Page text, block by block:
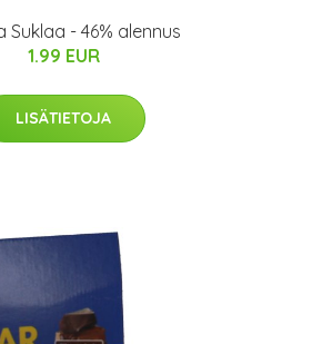
Suklaa - 46% alennus
1.99 EUR
LISÄTIETOJA